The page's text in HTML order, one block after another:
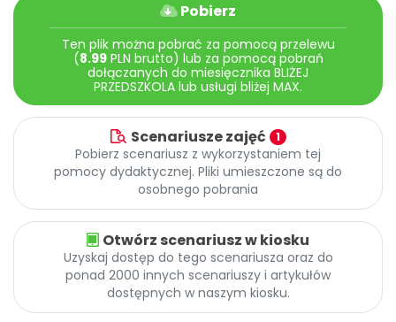
Pobierz
Ten plik można pobrać za pomocą przelewu
(8.99PLN brutto) lub za pomocą pobrań
dołączanych do miesięcznika BLIŻEJ
PRZEDSZKOLA lub usługi bliżej MAX.
Scenariusze zajęć 1
Pobierz scenariusz z wykorzystaniem tej
pomocy dydaktycznej. Pliki umieszczone są do
osobnego pobrania
Otwórz scenariusz w kiosku
Uzyskaj dostęp do tego scenariusza oraz do
ponad 2000 innych scenariuszy i artykułów
dostępnych w naszym kiosku.